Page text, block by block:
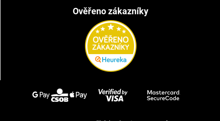
Ověřeno zákazníky